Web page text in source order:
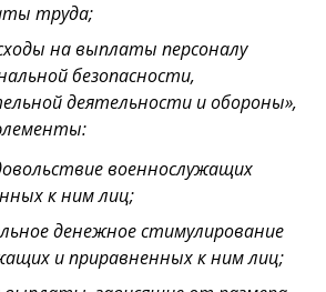
труда;
на выплаты персоналу
безопасности,
деятельности и обороны»,
военнослужащих
к ним лиц;
денежное стимулирование
и приравненных к ним лиц;